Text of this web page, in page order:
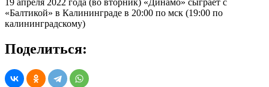
«Балтикой» в Калининграде в 20:00 по мск (19:00 по
калининградскому)
Поделиться: